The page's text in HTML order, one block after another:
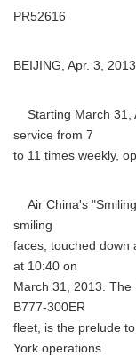
PR52616
BEIJING, Apr. 3,
Starting March 31,
service from 7
to 11 times weekly,
Air China's
smiling
faces, touched down
at 10:40 on
March 31, 2013.
B777-300ER
fleet, is the prelude
York operations.